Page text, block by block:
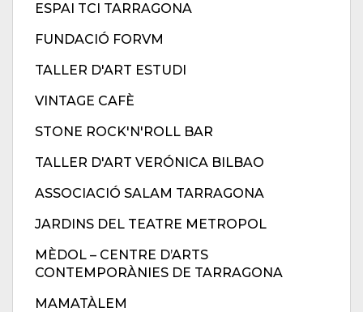
ESPAI TCI TARRAGONA
FUNDACIÓ FORVM
TALLER D'ART ESTUDI
VINTAGE CAFÈ
STONE ROCK'N'ROLL BAR
TALLER D'ART VERÓNICA BILBAO
ASSOCIACIÓ SALAM TARRAGONA
JARDINS DEL TEATRE METROPOL
MÈDOL – CENTRE D’ARTS
CONTEMPORÀNIES DE TARRAGONA
MAMATÀLEM